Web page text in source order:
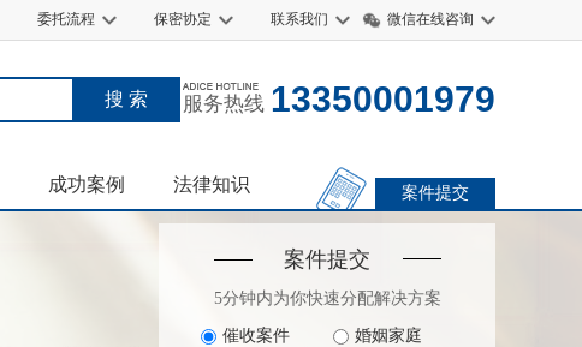
委托流程 保密协定 联系我们 微信在线咨询
服务热线 13350001979
成功案例 法律知识 案件提交
案件提交
5分钟内为你快速分配解决方案
催收案件 婚姻家庭